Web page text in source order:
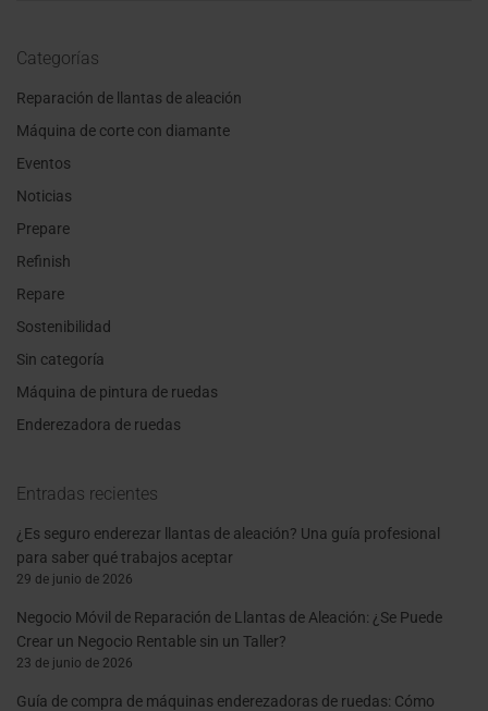
Categorías
Reparación de llantas de aleación
Máquina de corte con diamante
Eventos
Noticias
Prepare
Refinish
Repare
Sostenibilidad
Sin categoría
Máquina de pintura de ruedas
Enderezadora de ruedas
Entradas recientes
¿Es seguro enderezar llantas de aleación? Una guía profesional
para saber qué trabajos aceptar
29 de junio de 2026
Negocio Móvil de Reparación de Llantas de Aleación: ¿Se Puede
Crear un Negocio Rentable sin un Taller?
23 de junio de 2026
Guía de compra de máquinas enderezadoras de ruedas: Cómo